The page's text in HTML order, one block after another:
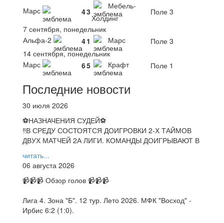
Марс
43
Мебель-
Холдинг
Поле 3
7 сентября, понедельник
Альфа-2
41 Марс
Поле 3
14 сентября, понедельник
Марс
65 Крафт Поле 1
Последние новости
30 июля 2026
⚽НАЗНАЧЕНИЯ СУДЕЙ⚽
‼В СРЕДУ СОСТОЯТСЯ ДОИГРОВКИ 2-Х ТАЙМОВ
ДВУХ МАТЧЕЙ 2А ЛИГИ. КОМАНДЫ ДОИГРЫВАЮТ В
читать...
06 августа 2026
📹📹📹 Обзор голов 📹📹📹
Лига 4. Зона "Б". 12 тур. Лето 2026. МФК "Восход" -
Ирбис 6:2 (1:0).